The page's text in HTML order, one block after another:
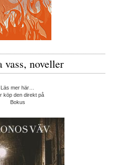
vass, noveller
Läs mer här…
köp den direkt på
Bokus